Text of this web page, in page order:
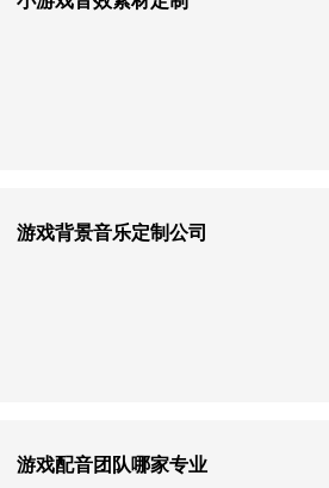
游戏背景音乐定制公司
游戏配音团队哪家专业